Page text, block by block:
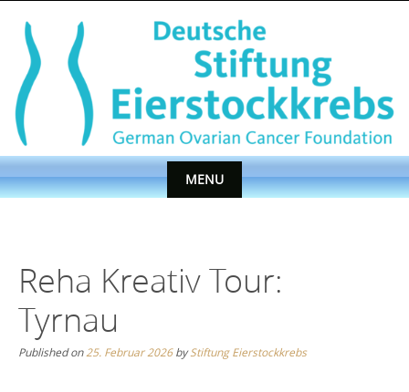
content
MENU
Reha Kreativ Tour:
Tyrnau
Published on25. Februar 2026byStiftung Eierstockkrebs